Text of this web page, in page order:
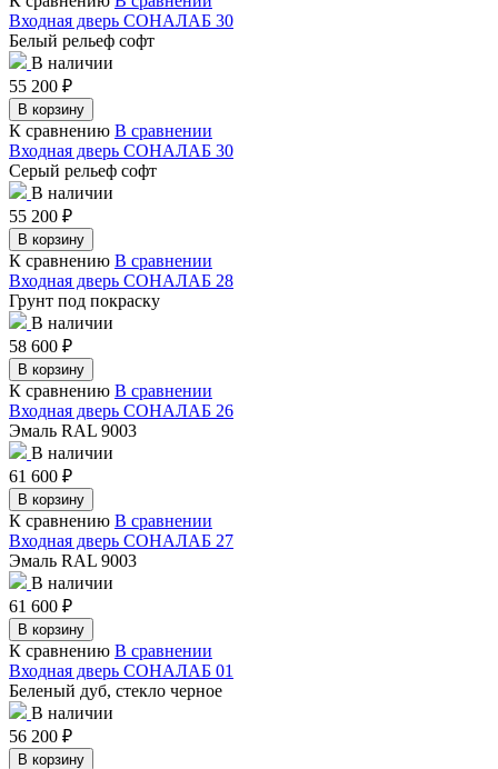
Входная дверь СОНАЛАБ 30
Белый рельеф софт
В наличии
55 200 ₽
В корзину
К сравнению В сравнении
Входная дверь СОНАЛАБ 30
Серый рельеф софт
В наличии
55 200 ₽
В корзину
К сравнению В сравнении
Входная дверь СОНАЛАБ 28
Грунт под покраску
В наличии
58 600 ₽
В корзину
К сравнению В сравнении
Входная дверь СОНАЛАБ 26
Эмаль RAL 9003
В наличии
61 600 ₽
В корзину
К сравнению В сравнении
Входная дверь СОНАЛАБ 27
Эмаль RAL 9003
В наличии
61 600 ₽
В корзину
К сравнению В сравнении
Входная дверь СОНАЛАБ 01
Беленый дуб, стекло черное
В наличии
56 200 ₽
В корзину